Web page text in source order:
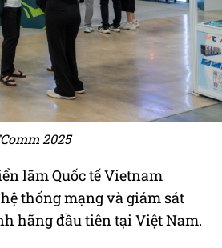
2025
lãm Quốc tế Vietnam
thống mạng và giám sát
hãng đầu tiên tại Việt Nam.